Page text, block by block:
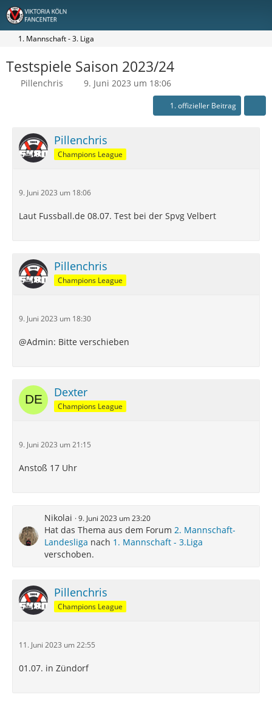
1. Mannschaft - 3. Liga
Testspiele Saison 2023/24
Pillenchris 9. Juni 2023 um 18:06
1. offizieller Beitrag
Pillenchris
Champions League
9. Juni 2023 um 18:06
Laut Fussball.de 08.07. Test bei der Spvg Velbert
Pillenchris
Champions League
9. Juni 2023 um 18:30
@Admin: Bitte verschieben
Dexter
Champions League
9. Juni 2023 um 21:15
Anstoß 17 Uhr
Nikolai 9. Juni 2023 um 23:20
Hat das Thema aus dem Forum 2. Mannschaft-
Landesliga nach 1. Mannschaft - 3.Liga
verschoben.
Pillenchris
Champions League
11. Juni 2023 um 22:55
01.07. in Zündorf